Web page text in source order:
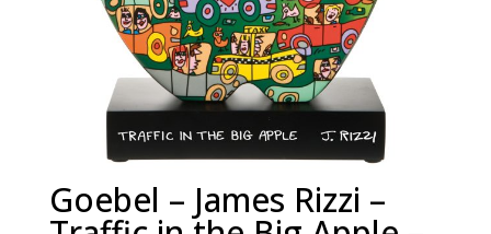
Goebel – James Rizzi –